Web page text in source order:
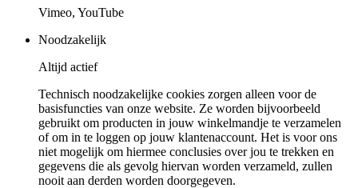
Vimeo, YouTube
Noodzakelijk
Altijd actief
Technisch noodzakelijke cookies zorgen alleen voor de
basisfuncties van onze website. Ze worden bijvoorbeeld
gebruikt om producten in jouw winkelmandje te verzamelen
of om in te loggen op jouw klantenaccount. Het is voor ons
niet mogelijk om hiermee conclusies over jou te trekken en
gegevens die als gevolg hiervan worden verzameld, zullen
nooit aan derden worden doorgegeven.